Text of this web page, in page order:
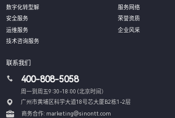
数字化转型解
安全服务
运维服务
技术咨询服务
服务网络
荣誉资质
企业风采
联系我们
400-808-5058
周一到周五9:30-18:00 (北京时间）
广州市黄埔区科学大道18号芯大厦B2栋1-2层
商务合作: marketing@sinontt.com